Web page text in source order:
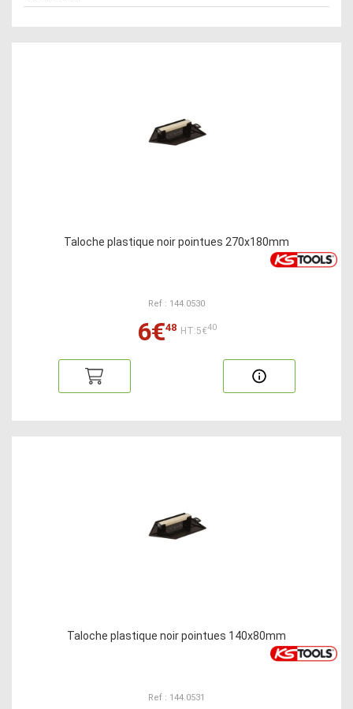
Taloche plastique noir pointues 270x180mm
Ref : 144.0530
6€48 HT:5€40
Taloche plastique noir pointues 140x80mm
Ref : 144.0531